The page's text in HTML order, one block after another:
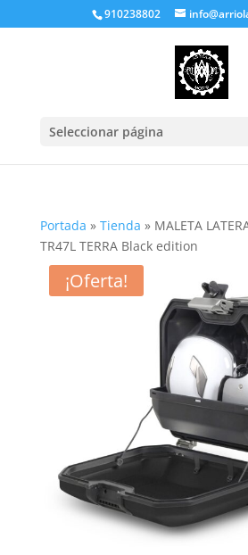
910238802
Seleccionar página
Portada » Tienda » MALETA
TR47L TERRA Black edition
¡Oferta!